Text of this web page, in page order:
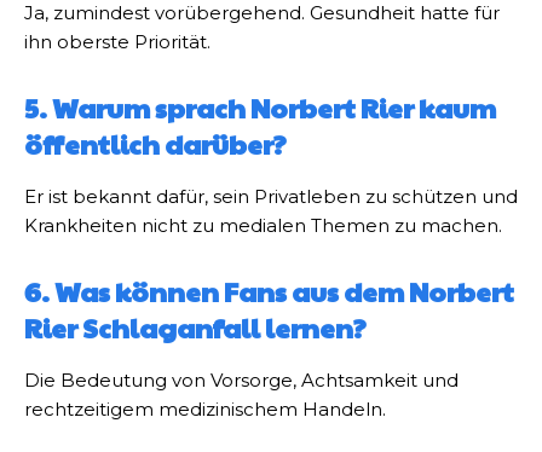
Ja, zumindest vorübergehend. Gesundheit hatte für
ihn oberste Priorität.
5. Warum sprach Norbert Rier kaum
öffentlich darüber?
Er ist bekannt dafür, sein Privatleben zu schützen und
Krankheiten nicht zu medialen Themen zu machen.
6. Was können Fans aus dem Norbert
Rier Schlaganfall lernen?
Die Bedeutung von Vorsorge, Achtsamkeit und
rechtzeitigem medizinischem Handeln.